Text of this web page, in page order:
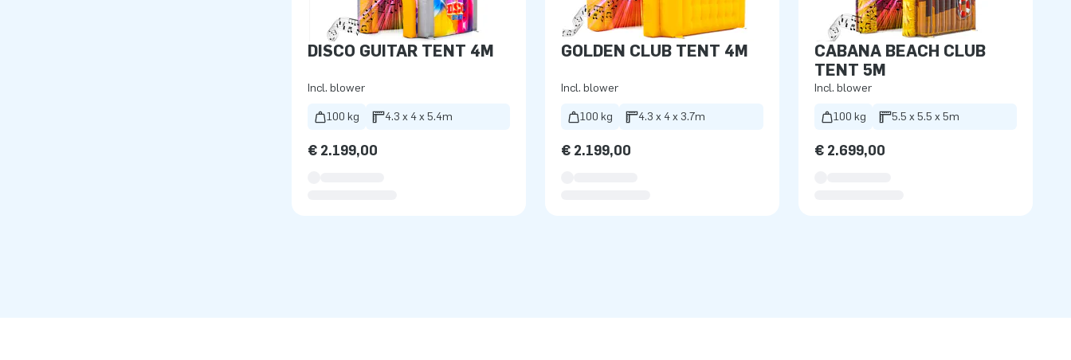
DISCO GUITAR TENT 4M
Incl. blower
100 kg 4.3 x 4 x 5.4m
€ 2.199,00
GOLDEN CLUB TENT 4M
Incl. blower
100 kg 4.3 x 4 x 3.7m
€ 2.199,00
CABANA BEACH CLUB
TENT 5M
Incl. blower
100 kg 5.5 x 5.5 x 5m
€ 2.699,00